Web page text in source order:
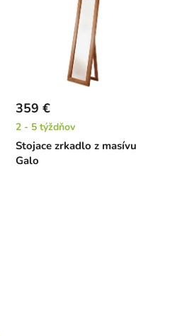
Stojace zrkadlo z masívu
Galo
359 €
2 - 5 týždňov